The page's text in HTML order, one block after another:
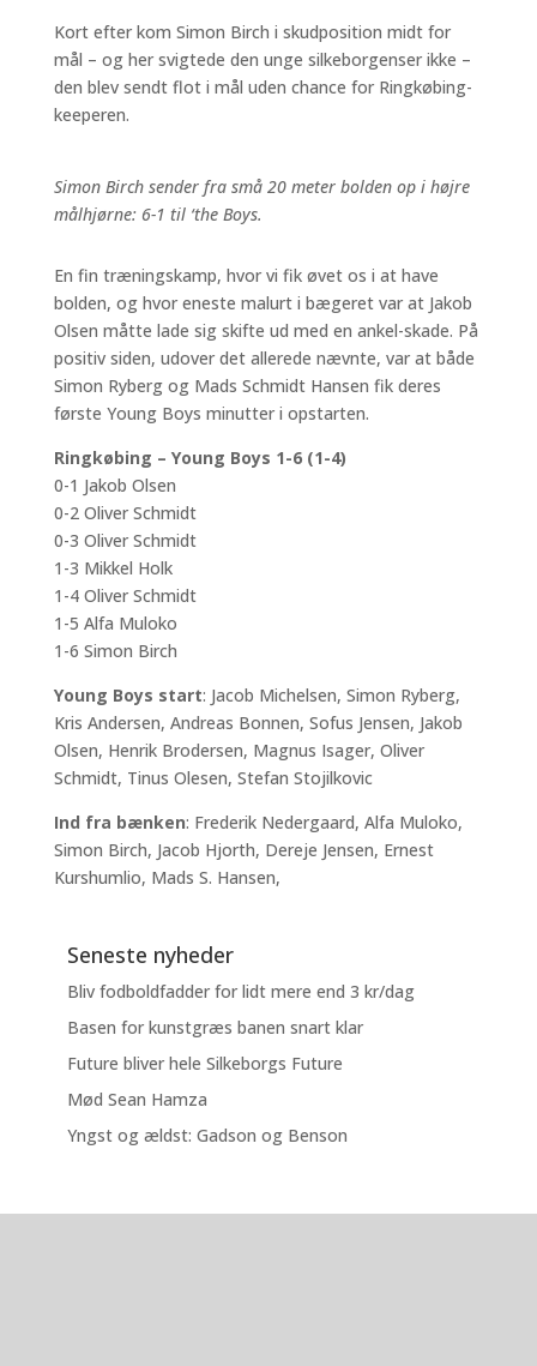
Kort efter kom Simon Birch i skudposition midt for
mål – og her svigtede den unge silkeborgenser ikke –
den blev sendt flot i mål uden chance for Ringkøbing-
keeperen.
Simon Birch sender fra små 20 meter bolden op i højre
målhjørne: 6-1 til ‘the Boys.
En fin træningskamp, hvor vi fik øvet os i at have
bolden, og hvor eneste malurt i bægeret var at Jakob
Olsen måtte lade sig skifte ud med en ankel-skade. På
positiv siden, udover det allerede nævnte, var at både
Simon Ryberg og Mads Schmidt Hansen fik deres
første Young Boys minutter i opstarten.
Ringkøbing – Young Boys 1-6 (1-4)
0-1 Jakob Olsen
0-2 Oliver Schmidt
0-3 Oliver Schmidt
1-3 Mikkel Holk
1-4 Oliver Schmidt
1-5 Alfa Muloko
1-6 Simon Birch
Young Boys start: Jacob Michelsen, Simon Ryberg,
Kris Andersen, Andreas Bonnen, Sofus Jensen, Jakob
Olsen, Henrik Brodersen, Magnus Isager, Oliver
Schmidt, Tinus Olesen, Stefan Stojilkovic
Ind fra bænken: Frederik Nedergaard, Alfa Muloko,
Simon Birch, Jacob Hjorth, Dereje Jensen, Ernest
Kurshumlio, Mads S. Hansen,
Seneste nyheder
Bliv fodboldfadder for lidt mere end 3 kr/dag
Basen for kunstgræs banen snart klar
Future bliver hele Silkeborgs Future
Mød Sean Hamza
Yngst og ældst: Gadson og Benson